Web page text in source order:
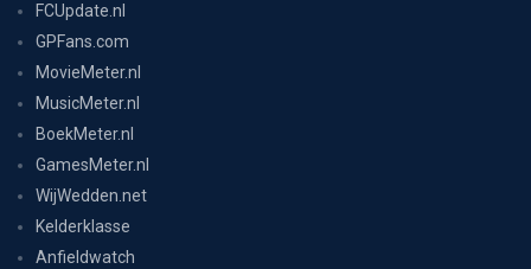
FCUpdate.nl
GPFans.com
MovieMeter.nl
MusicMeter.nl
BoekMeter.nl
GamesMeter.nl
WijWedden.net
Kelderklasse
Anfieldwatch